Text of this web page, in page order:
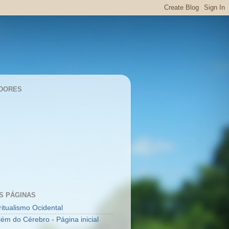
PÁGINAS
Ocidental
do Cérebro - Página inicial